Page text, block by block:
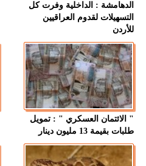
الدهامشة : الداخلية وفرت كل
التسهيلات لقدوم العراقيين
للأردن
" الائتمان العسكري " : تمويل
طلبات بقيمة 13 مليون دينار